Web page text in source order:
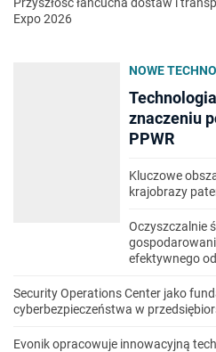
Expo 2026
NOWE
znaczeniu
PPWR
Kluczowe
krajobrazy
Oczyszczalnie
efektywnego
Security Operations Center jako
cyberbezpieczeństwa w
Evonik opracowuje innowacyjną